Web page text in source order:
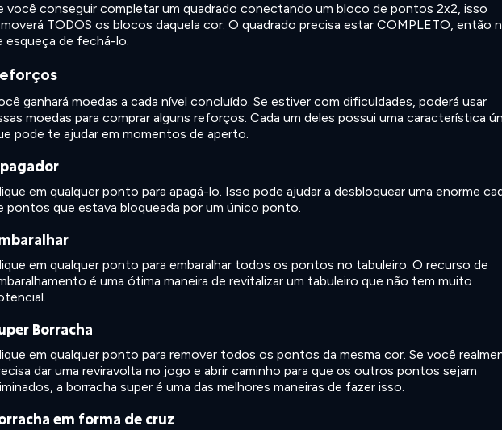
você conseguir completar um quadrado conectando um bloco de pontos 2x2, isso
TODOS os blocos daquela cor. O quadrado precisa estar COMPLETO, então
esqueça de fechá-lo.
ganhará moedas a cada nível concluído. Se estiver com dificuldades, poderá usar
moedas para comprar alguns reforços. Cada um deles possui uma característica
pode te ajudar em momentos de aperto.
em qualquer ponto para apagá-lo. Isso pode ajudar a desbloquear uma enorme
pontos que estava bloqueada por um único ponto.
em qualquer ponto para embaralhar todos os pontos no tabuleiro. O recurso de
é uma ótima maneira de revitalizar um tabuleiro que não tem muito
Borracha
em qualquer ponto para remover todos os pontos da mesma cor. Se você
dar uma reviravolta no jogo e abrir caminho para que os outros pontos sejam
a borracha super é uma das melhores maneiras de fazer isso.
em forma de cruz